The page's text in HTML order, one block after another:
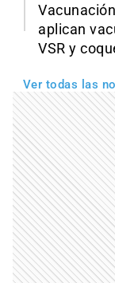
aplican
VSR y
Ver todas las